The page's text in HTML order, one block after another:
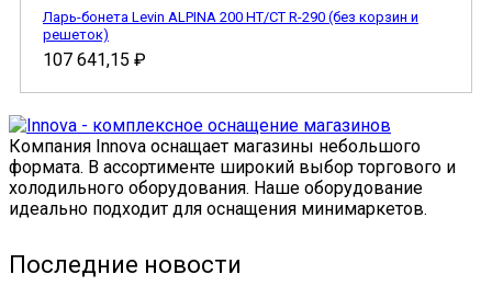
Ларь-бонета Levin ALPINA 200 НТ/СТ R-290 (без корзин и
решеток)
107 641,15 ₽
Компания Innova оснащает магазины небольшого
формата. В ассортименте широкий выбор торгового и
холодильного оборудования. Наше оборудование
идеально подходит для оснащения минимаркетов.
Последние новости